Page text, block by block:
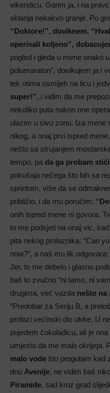
vikendicu. Garim ja, i na
sklanja nekakvo granje. Po
“Doktore!”, doviknem.
operisali koljeno”,
pogled i gleda u mene onako
polumaraton”, dovikujem ja i
tek otima osmijeh na licu i
super!”, i vidim da me
nekoliko puta nakon one
ulazim u sivu zonu. Iza mene
nikog, a onaj prvi ispred
nešto sa strujanjem
tempo, pa da ga probam stići
pokušaja nečega što bih sa
sprintom, više da se
približio, i da mu poručim:
onih ispred mene ni govora.
to me podsjeti na onaj vic,
pita nekog prolaznika: “Can
now?”, a naš mu lik odgovara:
Jer, to me debelo i glasno
baš to zvučno “ni tamo, ni
drugima, već vazda nešto na
“Predobar za Seriju B, a
prolazi većinski dio utrke. U
pojedem čokoladicu, ali je
umjesto da me malo okrijepi.
malo vode što progutam kad
dnu Avenije, ne vidim baš
Piramide, sad kroz grad